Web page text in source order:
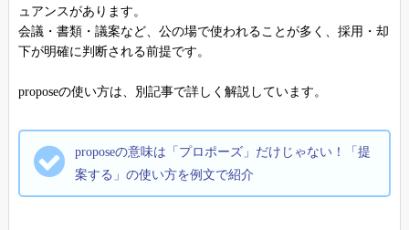
ュアンスがあります。
会議・書類・議案など、公の場で使われることが多く、採用・却
下が明確に判断される前提です。
proposeの使い方は、別記事で詳しく解説しています。
proposeの意味は「プロポーズ」だけじゃない！「提
案する」の使い方を例文で紹介